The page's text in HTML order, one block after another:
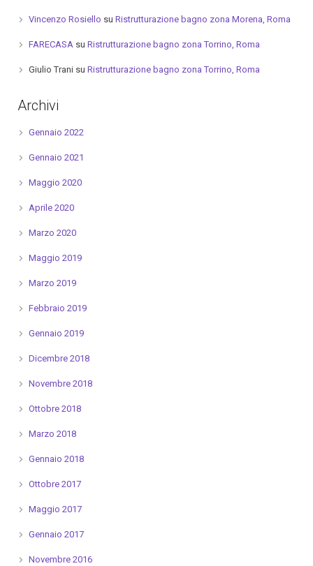
Vincenzo Rosiello su Ristrutturazione bagno zona Morena, Roma
FARECASAsu Ristrutturazione bagno zona Torrino, Roma
Giulio Tranisu Ristrutturazione bagno zona Torrino, Roma
Archivi
Gennaio 2022
Gennaio 2021
Maggio 2020
Aprile 2020
Marzo 2020
Maggio 2019
Marzo 2019
Febbraio 2019
Gennaio 2019
Dicembre 2018
Novembre 2018
Ottobre 2018
Marzo 2018
Gennaio 2018
Ottobre 2017
Maggio 2017
Gennaio 2017
Novembre 2016